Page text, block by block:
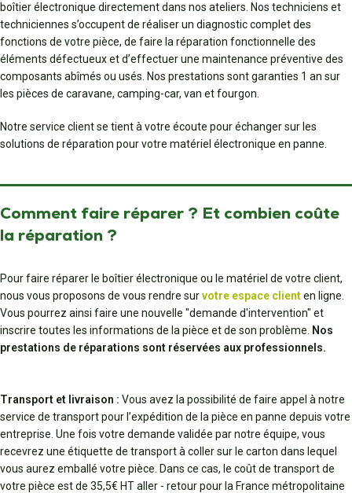
boîtier électronique directement dans nos ateliers. Nos techniciens et
techniciennes s’occupent de réaliser un diagnostic complet des
fonctions de votre pièce, de faire la réparation fonctionnelle des
éléments défectueux et d’effectuer une maintenance préventive des
composants abîmés ou usés. Nos prestations sont garanties 1 an sur
les pièces de caravane, camping-car, van et fourgon.
Notre service client se tient à votre écoute pour échanger sur les
solutions de réparation pour votre matériel électronique en panne.
Comment faire réparer ? Et combien coûte
la réparation ?
Pour faire réparer le boîtier électronique ou le matériel de votre client,
nous vous proposons de vous rendre survotre espace clienten ligne.
Vous pourrez ainsi faire une nouvelle "demande d'intervention" et
inscrire toutes les informations de la pièce et de son problème. Nos
prestations de réparations sont réservées aux professionnels.
Transport et livraison : Vous avez la possibilité de faire appel à notre
service de transport pour l’expédition de la pièce en panne depuis votre
entreprise. Une fois votre demande validée par notre équipe, vous
recevrez une étiquette de transport à coller sur le carton dans lequel
vous aurez emballé votre pièce. Dans ce cas, le coût de transport de
votre pièce est de 35,5€ HT aller - retour pour la France métropolitaine